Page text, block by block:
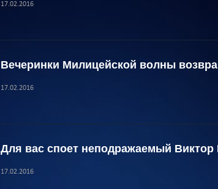
17.02.2016
Вечеринки Милицейской волны
17.02.2016
Для вас споет неподражаемый Виктор
17.02.2016